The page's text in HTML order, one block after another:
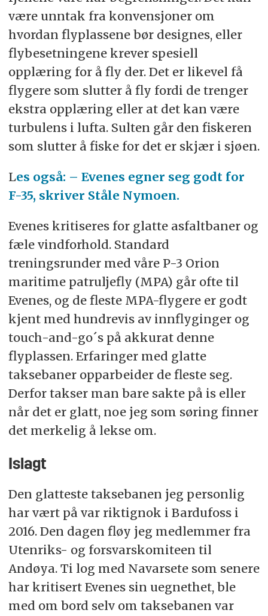
være unntak fra konvensjoner om
hvordan flyplassene bør designes, eller
flybesetningene krever spesiell
opplæring for å fly der. Det er likevel få
flygere som slutter å fly fordi de trenger
ekstra opplæring eller at det kan være
turbulens i lufta. Sulten går den fiskeren
som slutter å fiske for det er skjær i sjøen.
Les også: – Evenes egner seg godt for
F-35, skriver Ståle Nymoen.
Evenes kritiseres for glatte asfaltbaner og
fæle vindforhold. Standard
treningsrunder med våre P-3 Orion
maritime patruljefly (MPA) går ofte til
Evenes, og de fleste MPA-flygere er godt
kjent med hundrevis av innflyginger og
touch-and-go´s på akkurat denne
flyplassen. Erfaringer med glatte
taksebaner opparbeider de fleste seg.
Derfor takser man bare sakte på is eller
når det er glatt, noe jeg som søring finner
det merkelig å lekse om.
Islagt
Den glatteste taksebanen jeg personlig
har vært på var riktignok i Bardufoss i
2016. Den dagen fløy jeg medlemmer fra
Utenriks- og forsvarskomiteen til
Andøya. Ti log med Navarsete som senere
har kritisert Evenes sin uegnethet, ble
med om bord selv om taksebanen var